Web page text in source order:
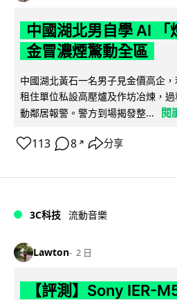
中國湖北男自學 AI 「
金冒濃煙驚動全區
中國湖北黃石一名男子見金價高企
租住單位私設高壓爐及作坊冶煉，
動鄰居報警。警方到場揭發整...
閱
113 8 ↗ 分享
3C科技 流動音樂
Lawton 2 日
【評測】Sony IER-